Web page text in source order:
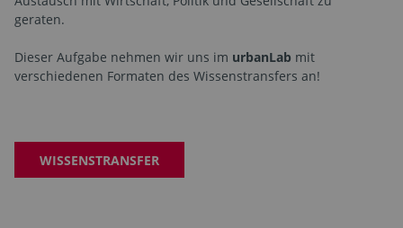
geraten.
Dieser Aufgabe nehmen wir uns im urbanLab mit
verschiedenen Formaten des Wissenstransfers an!
WISSENSTRANSFER